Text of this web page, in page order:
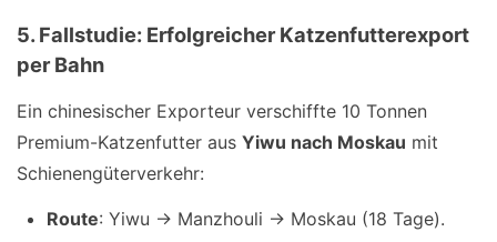
5. Fallstudie: Erfolgreicher Katzenfutterexport
per Bahn
Ein chinesischer Exporteur verschiffte 10 Tonnen
Premium-Katzenfutter aus Yiwu nach Moskau mit
Schienengüterverkehr:
Route: Yiwu → Manzhouli → Moskau (18 Tage).